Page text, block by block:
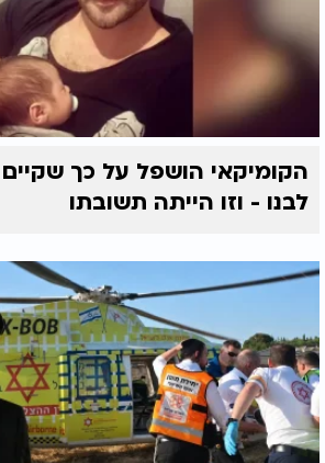
הקומיקאי הושפל על כך
לבנו - וזו הייתה תשובתו